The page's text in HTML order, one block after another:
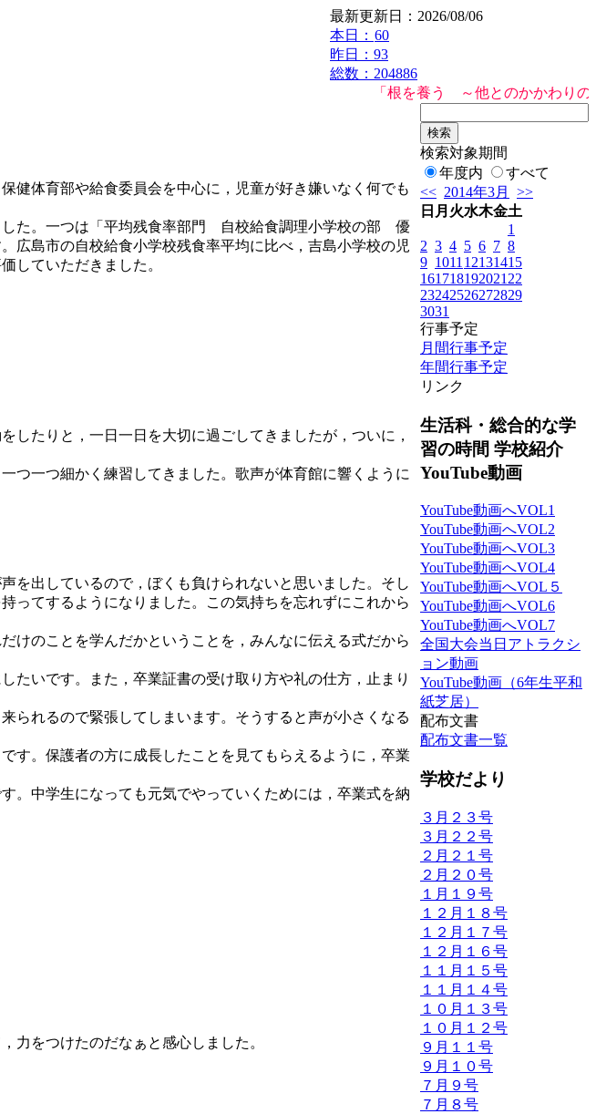
最新更新日：2026/08/06
本日： 60
昨日：93
総数：204886
「根を養う ～他とのかかわりの中で
健体育部や給食委員会を中心に，児童が好き嫌いなく何でも
た。一つは「平均残食率部門 自校給食調理小学校の部 優
島市の自校給食小学校残食率平均に比べ，吉島小学校の児
していただきました。
たりと，一日一日を大切に過ごしてきましたが，ついに，
つ一つ細かく練習してきました。歌声が体育館に響くように
を出しているので，ぼくも負けられないと思いました。そし
ってするようになりました。この気持ちを忘れずにこれから
けのことを学んだかということを，みんなに伝える式だから
たいです。また，卒業証書の受け取り方や礼の仕方，止まり
られるので緊張してしまいます。そうすると声が小さくなる
す。保護者の方に成長したことを見てもらえるように，卒業
。中学生になっても元気でやっていくためには，卒業式を納
力をつけたのだなぁと感心しました。
検索対象期間
年度内
すべて
<< 2014年3月
>>
日 月 火水木金土
1
2 3 4 5 6 7 8
9 1011 12131415
161718192021 22
23242526272829
3031
行事予定
月間行事予定
年間行事予定
リンク
生活科・総合的な学
習の時間 学校紹介
YouTube動画
YouTube動画へVOL1
YouTube動画へVOL2
YouTube動画へVOL3
YouTube動画へVOL4
YouTube動画へVOL５
YouTube動画へVOL6
YouTube動画へVOL7
全国大会当日アトラクシ
ョン動画
YouTube動画（6年生平和
紙芝居）
配布文書
配布文書一覧
学校だより
３月２３号
３月２２号
２月２１号
２月２０号
１月１９号
１２月１８号
１２月１７号
１２月１６号
１１月１５号
１１月１４号
１０月１３号
１０月１２号
９月１１号
９月１０号
７月９号
７月８号